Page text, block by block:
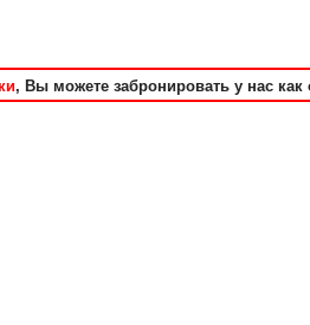
, Вы можете забронировать у нас